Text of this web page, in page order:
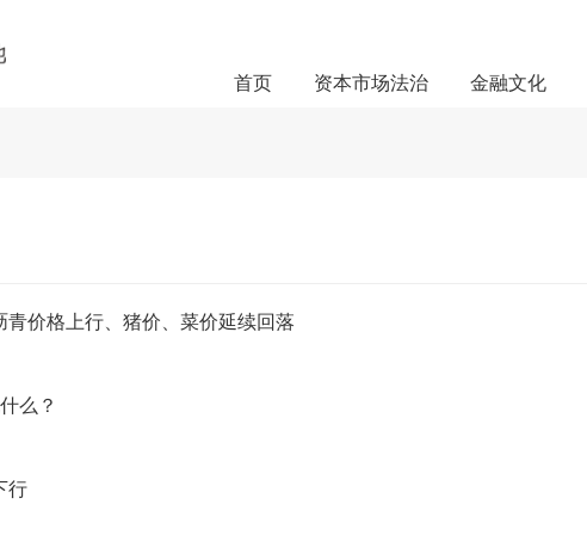
首页 资本市场法治 金融文化
价格上行、猪价、菜价延续回落
么？
行